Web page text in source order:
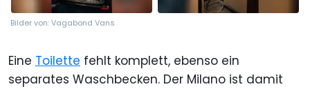
Bilder von: Vagabond Vans
Eine Toilette fehlt komplett, ebenso ein
separates Waschbecken. Der Milano ist damit